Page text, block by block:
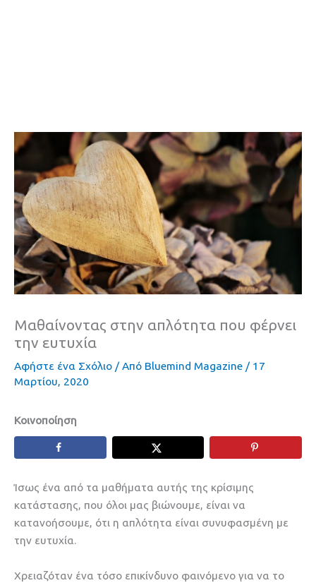
Μαθαίνοντας στην απλότητα που φέρνει
την ευτυχία
Αφήστε ένα Σχόλιο / Από Bluemind Magazine / 17
Μαρτίου, 2020
Κοινοποίηση
Ίσως ένα από τα μαθήματα αυτής της κρίσιμης
κατάστασης, που όλοι μας βιώνουμε, είναι να
κατανοήσουμε, ότι η απλότητα είναι συνυφασμένη με
την ευτυχία.
Χρειαζόταν ένα τόσο επικίνδυνο φαινόμενο για να το